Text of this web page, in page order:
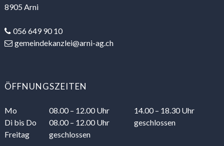
8905 Arni
056 649 90 10
gemeindekanzlei@arni-ag.ch
ÖFFNUNGSZEITEN
Mo 08.00 – 12.00 Uhr
14.00 – 18.30 Uhr
Dibis Do 08.00 – 12.00 Uhr
geschlossen
Freitag
geschlossen